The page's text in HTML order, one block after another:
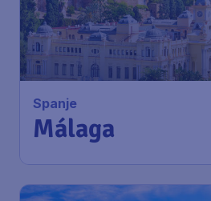
Spanje
Málaga